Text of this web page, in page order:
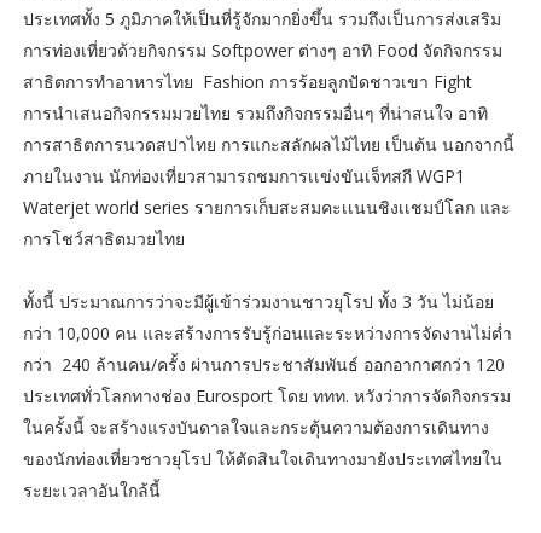
ประเทศทั้ง 5 ภูมิภาคให้เป็นที่รู้จักมากยิ่งขึ้น รวมถึงเป็นการส่งเสริม
การท่องเที่ยวด้วยกิจกรรม Softpower ต่างๆ อาทิ Food จัดกิจกรรม
สาธิตการทำอาหารไทย Fashion การร้อยลูกปัดชาวเขา Fight
การนำเสนอกิจกรรมมวยไทย รวมถึงกิจกรรมอื่นๆ ที่น่าสนใจ อาทิ
การสาธิตการนวดสปาไทย การแกะสลักผลไม้ไทย เป็นต้น นอกจากนี้
ภายในงาน นักท่องเที่ยวสามารถชมการเเข่งขันเจ็ทสกี WGP1
Waterjet world series รายการเก็บสะสมคะเเนนชิงเเชมป์โลก และ
การโชว์สาธิตมวยไทย
ทั้งนี้ ประมาณการว่าจะมีผู้เข้าร่วมงานชาวยุโรป ทั้ง 3 วัน ไม่น้อย
กว่า 10,000 คน และสร้างการรับรู้ก่อนและระหว่างการจัดงานไม่ต่ำ
กว่า 240 ล้านคน/ครั้ง ผ่านการประชาสัมพันธ์ ออกอากาศกว่า 120
ประเทศทั่วโลกทางช่อง Eurosport โดย ททท. หวังว่าการจัดกิจกรรม
ในครั้งนี้ จะสร้างแรงบันดาลใจและกระตุ้นความต้องการเดินทาง
ของนักท่องเที่ยวชาวยุโรป ให้ตัดสินใจเดินทางมายังประเทศไทยใน
ระยะเวลาอันใกล้นี้